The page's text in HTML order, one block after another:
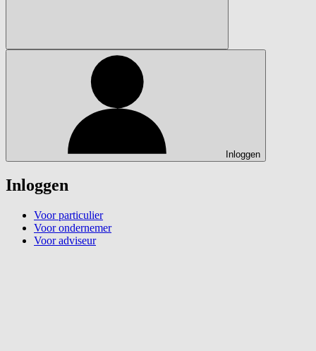
Inloggen
Inloggen
Voor particulier
Voor ondernemer
Voor adviseur